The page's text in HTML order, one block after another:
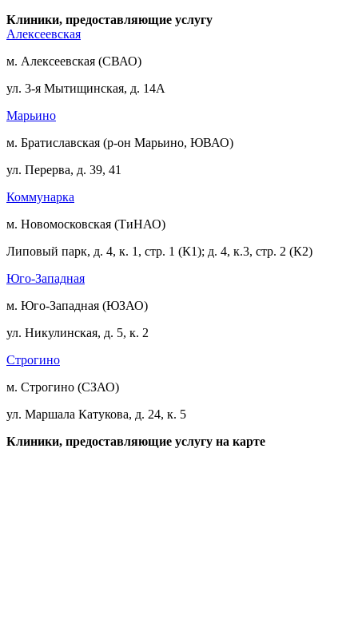
Клиники, предоставляющие услугу
Алексеевская
м. Алексеевская (СВАО)
ул. 3-я Мытищинская, д. 14А
Марьино
м. Братиславская (р-он Марьино, ЮВАО)
ул. Перерва, д. 39, 41
Коммунарка
м. Новомосковская (ТиНАО)
Липовый парк, д. 4, к. 1, стр. 1 (К1); д. 4, к.3, стр. 2 (К2)
Юго-Западная
м. Юго-Западная (ЮЗАО)
ул. Никулинская, д. 5, к. 2
Строгино
м. Строгино (СЗАО)
ул. Маршала Катукова, д. 24, к. 5
Клиники, предоставляющие услугу на карте